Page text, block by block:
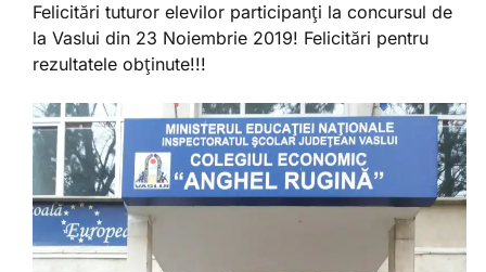
Felicitări tuturor elevilor participanți la concursul de
la Vaslui din 23 Noiembrie 2019! Felicitări pentru
rezultatele obținute!!!